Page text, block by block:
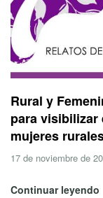
Rural y
para visibilizar
mujeres
17 de noviembre de
Continuar leyendo